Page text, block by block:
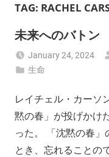
TAG: RACHEL
未来へのバトン
January 24, 2024
生命
レイチェル・カーソ
黙の春」が投げかけ
った。 「沈黙の春
とき、忘れることの